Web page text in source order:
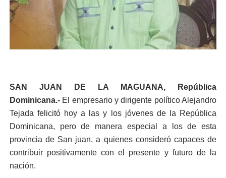
SAN JUAN DE LA MAGUANA, República
Dominicana.- El empresario y dirigente político Alejandro
Tejada felicitó hoy a las y los jóvenes de la República
Dominicana, pero de manera especial a los de esta
provincia de San juan, a quienes consideró capaces de
contribuir positivamente con el presente y futuro de la
nación.